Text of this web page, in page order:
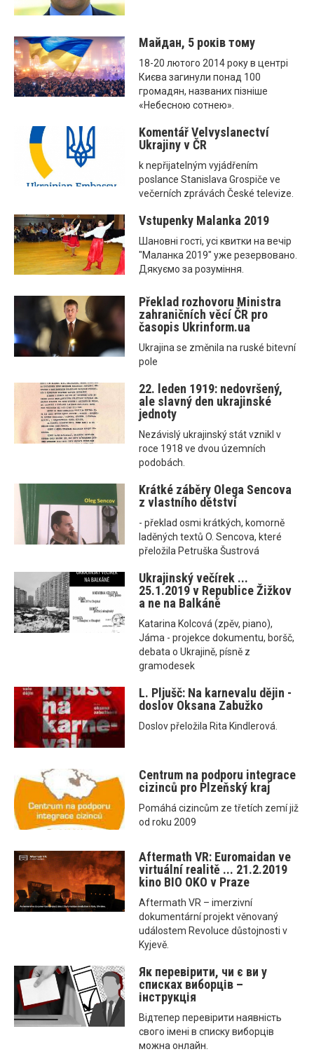
Майдан, 5 років тому
18-20 лютого 2014 року в центрі
Києва загинули понад 100
громадян, названих пізніше
«Небесною сотнею».
Komentář Velvyslanectví
Ukrajiny v ČR
k nepřijatelným vyjádřením
poslance Stanislava Grospiče ve
večerních zprávách České televize.
Vstupenky Malanka 2019
Шановні гості, усі квитки на вечір
"Маланка 2019" уже резервовано.
Дякуємо за розуміння.
Překlad rozhovoru Ministra
zahraničních věcí ČR pro
časopis Ukrinform.ua
Ukrajina se změnila na ruské bitevní
pole
22. leden 1919: nedovršený,
ale slavný den ukrajinské
jednoty
Nezávislý ukrajinský stát vznikl v
roce 1918 ve dvou územních
podobách.
Krátké záběry Olega Sencova
z vlastního dětství
- překlad osmi krátkých, komorně
laděných textů O. Sencova, které
přeložila Petruška Šustrová
Ukrajinský večírek ...
25.1.2019 v Republice Žižkov
a ne na Balkáně
Katarina Kolcová (zpěv, piano),
Jáma - projekce dokumentu, boršč,
debata o Ukrajině, písně z
gramodesek
L. Pljušč: Na karnevalu dějin -
doslov Oksana Zabužko
Doslov přeložila Rita Kindlerová.
Centrum na podporu integrace
cizinců pro Plzeňský kraj
Pomáhá cizincům ze třetích zemí již
od roku 2009
Aftermath VR: Euromaidan ve
virtuální realitě ... 21.2.2019
kino BIO OKO v Praze
Aftermath VR – imerzivní
dokumentární projekt věnovaný
událostem Revoluce důstojnosti v
Kyjevě.
Як перевірити, чи є ви у
списках виборців –
інструкція
Відтепер перевірити наявність
свого імені в списку виборців
можна онлайн.